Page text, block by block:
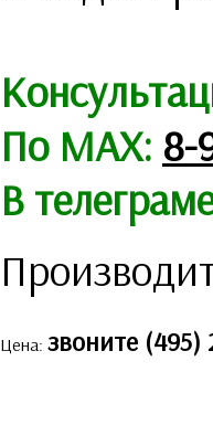
По MAX: 8-
В
Цена: звоните (495)